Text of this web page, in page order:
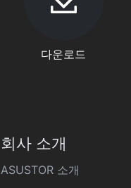
다운로드
회사 소개
ASUSTOR 소개